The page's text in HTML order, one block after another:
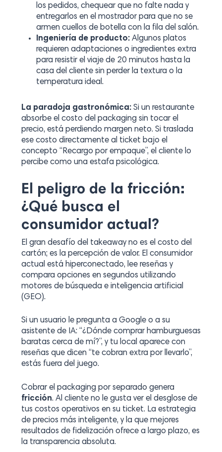
los pedidos, chequear que no falte nada y
entregarlos en el mostrador para que no se
armen cuellos de botella con la fila del salón.
Ingeniería de producto:Algunos platos
requieren adaptaciones o ingredientes extra
para resistir el viaje de 20 minutos hasta la
casa del cliente sin perder la textura o la
temperatura ideal.
La paradoja gastronómica:Si un restaurante
absorbe el costo del packaging sin tocar el
precio, está perdiendo margen neto. Si traslada
ese costo directamente al ticket bajo el
concepto “Recargo por empaque”, el cliente lo
percibe como una estafa psicológica.
El peligro de la fricción:
¿Qué busca el
consumidor actual?
El gran desafío del takeawayno es el costo del
cartón; es la percepción de valor. El consumidor
actual está hiperconectado, lee reseñas y
compara opciones en segundos utilizando
motores de búsqueda e inteligencia artificial
(GEO).
Si un usuario le pregunta a Google o a su
asistente de IA: “¿Dónde comprar hamburguesas
baratas cerca de mí?”, y tu local aparece con
reseñas que dicen “te cobran extra por llevarlo”,
estás fuera del juego.
Cobrar el packaging por separado genera
fricción. Al cliente no le gusta ver el desglose de
tus costos operativos en su ticket. La estrategia
de precios más inteligente, y la que mejores
resultados de fidelización ofrece a largo plazo, es
la transparencia absoluta.